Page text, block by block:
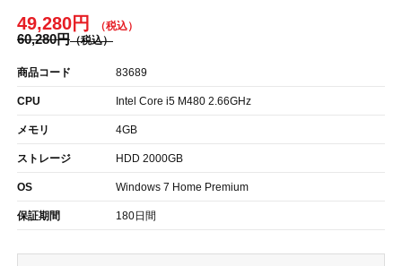
49,280円
60,280円
商品コード 83689
CPU Intel Core i5 M480 2.66GHz
メモリ 4GB
ストレージ HDD 2000GB
OS Windows 7 Home Premium
保証期間 180日間